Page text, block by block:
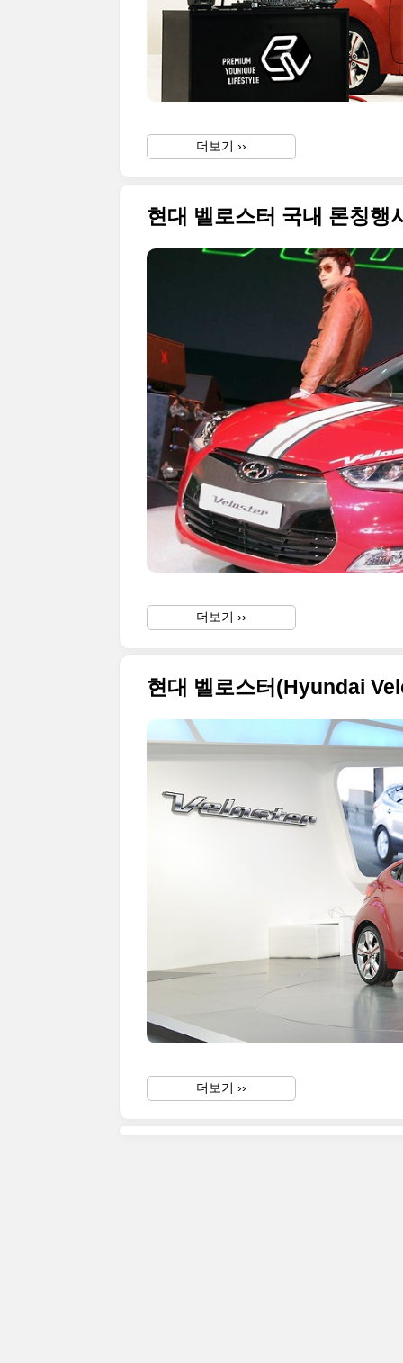
더보기 ››
현대 벨로스터 국내 론칭행
더보기 ››
현대 벨로스터(Hyundai
더보기 ››